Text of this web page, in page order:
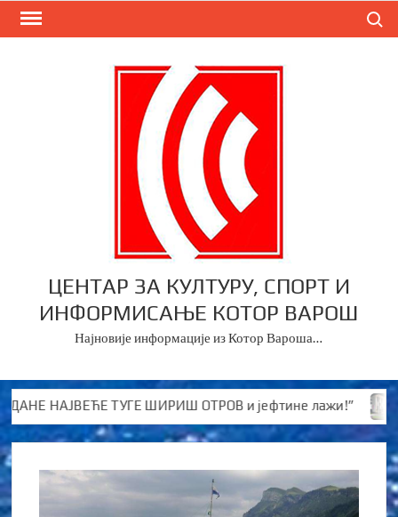
Skip
ЦЕНТАР ЗА КУЛТУРУ, СПОРТ И
ИНФОРМИСАЊЕ КОТОР ВАРОШ
Најновије информације из Котор Вароша…
НАЈВЕЋЕ ТУГЕ ШИРИШ ОТРОВ и јефтине лажи!”